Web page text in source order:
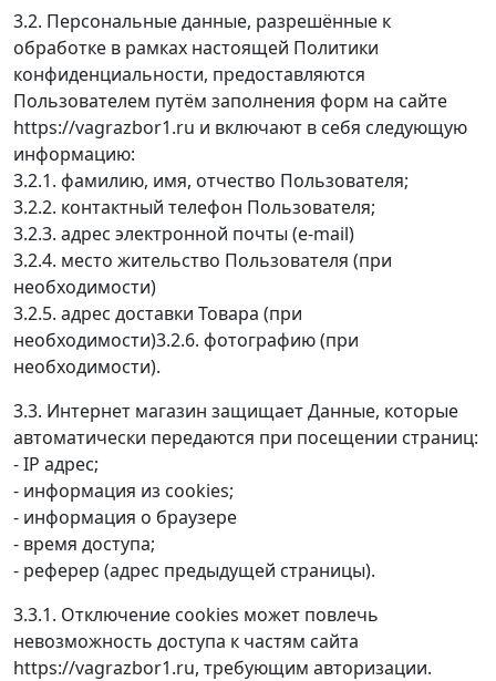
3.2. Персональные данные, разрешённые к
обработке в рамках настоящей Политики
конфиденциальности, предоставляются
Пользователем путём заполнения форм на сайте
https://vagrazbor1.ru и включают в себя следующую
информацию:
3.2.1. фамилию, имя, отчество Пользователя;
3.2.2. контактный телефон Пользователя;
3.2.3. адрес электронной почты (e-mail)
3.2.4. место жительство Пользователя (при
необходимости)
3.2.5. адрес доставки Товара (при
необходимости)3.2.6. фотографию (при
необходимости).
3.3. Интернет магазин защищает Данные, которые
автоматически передаются при посещении страниц:
- IP адрес;
- информация из cookies;
- информация о браузере
- время доступа;
- реферер (адрес предыдущей страницы).
3.3.1. Отключение cookies может повлечь
невозможность доступа к частям сайта
https://vagrazbor1.ru, требующим авторизации.